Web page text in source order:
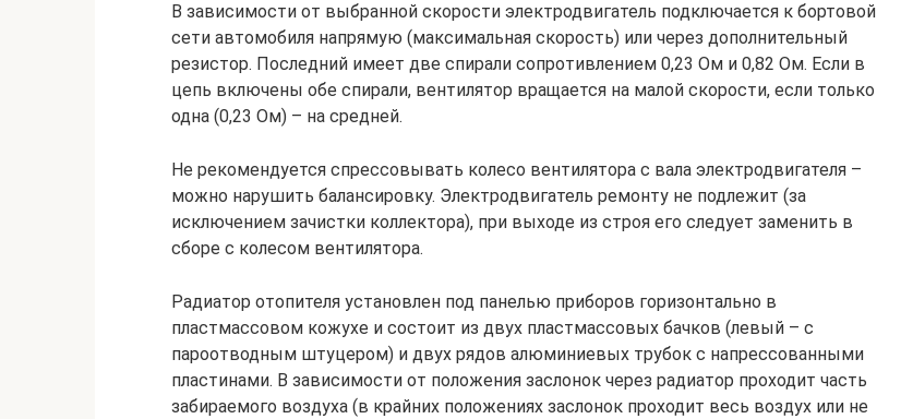
В зависимости от выбранной скорости электродвигатель подключается к бортовой
сети автомобиля напрямую (максимальная скорость) или через дополнительный
резистор. Последний имеет две спирали сопротивлением 0,23 Ом и 0,82 Ом. Если в
цепь включены обе спирали, вентилятор вращается на малой скорости, если только
одна (0,23 Ом) – на средней.
Не рекомендуется спрессовывать колесо вентилятора с вала электродвигателя –
можно нарушить балансировку. Электродвигатель ремонту не подлежит (за
исключением зачистки коллектора), при выходе из строя его следует заменить в
сборе с колесом вентилятора.
Радиатор отопителя установлен под панелью приборов горизонтально в
пластмассовом кожухе и состоит из двух пластмассовых бачков (левый – с
пароотводным штуцером) и двух рядов алюминиевых трубок с напрессованными
пластинами. В зависимости от положения заслонок через радиатор проходит часть
забираемого воздуха (в крайних положениях заслонок проходит весь воздух или не